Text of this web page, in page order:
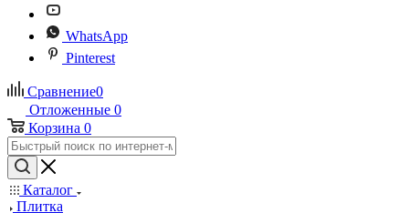
WhatsApp
Pinterest
Сравнение0
Отложенные 0
Корзина 0
Каталог
Плитка